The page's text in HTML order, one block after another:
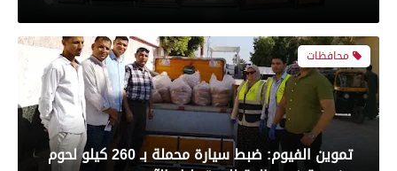
رياضة
بعدسة الخبر المصري| شاهد أبرز لقطات مباراة
محافظات
محافظ الفيوم يستقبل مدير مديرية الصحة الجديد